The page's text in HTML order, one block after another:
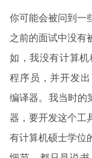
你可能会被问到一
之前的面试中没有
如，我没有计算
程序员，并开发
编译器。我当时的
器，要开发这个工
有计算机硕士学位